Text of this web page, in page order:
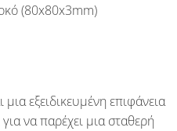
(80x80x3mm)
εξειδικευμένη επιφάνεια
να παρέχει μια σταθερή